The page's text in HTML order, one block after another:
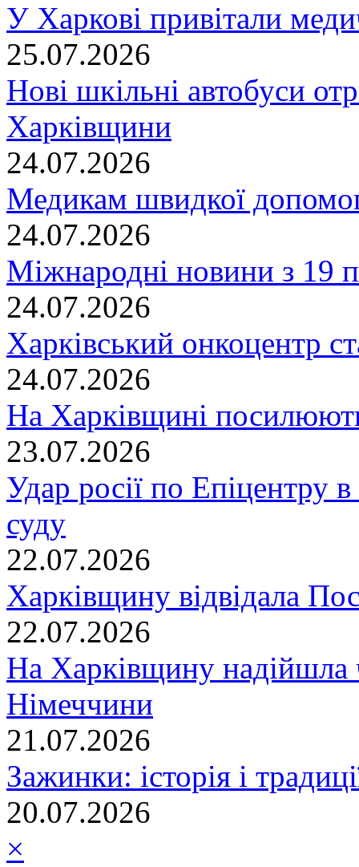
У Харкові привітали
25.07.2026
Нові шкільні автобуси
Харківщини
24.07.2026
Медикам швидкої
24.07.2026
Міжнародні новини з 19
24.07.2026
Харківський онкоцентр
24.07.2026
На Харківщині
23.07.2026
Удар росії по Епіцентру
суду
22.07.2026
Харківщину відвідала
22.07.2026
На Харківщину надійшла
Німеччини
21.07.2026
Зажинки: історія і
20.07.2026
×